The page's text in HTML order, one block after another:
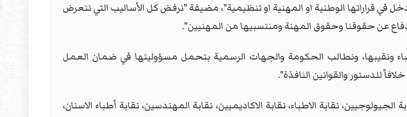
في قراراتها الوطنية او المهنية او تنظيمية"، مضيفة "نرفض كل الأساليب التي نتعرض
عن حقوقنا وحقوق المهنة ومنتسبيها من المهنيين".
ونقيبها، ونطالب الحكومة والجهات الرسمية بتحمل مسؤوليتها في ضمان العمل
للدستور والقوانين النافذة".
نقابة الاطباء، نقابة الاكاديميين، نقابة المهندسين، نقابة أطباء الاسنان،